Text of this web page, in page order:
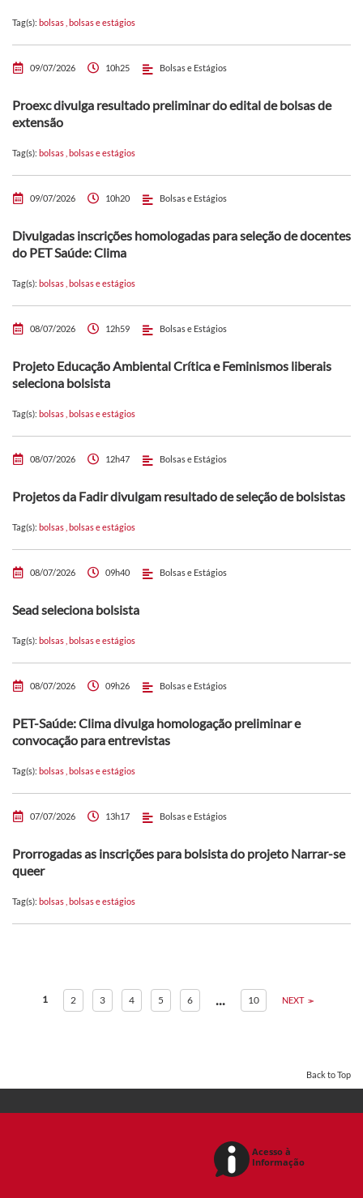
Tag(s): bolsas bolsas e estágios
09/07/2026 10h25 Bolsas e Estágios
Proexc divulga resultado preliminar do edital de bolsas de
extensão
Tag(s): bolsas bolsas e estágios
09/07/2026 10h20 Bolsas e Estágios
Divulgadas inscrições homologadas para seleção de docentes
do PET Saúde: Clima
Tag(s): bolsas bolsas e estágios
08/07/2026 12h59 Bolsas e Estágios
Projeto Educação Ambiental Crítica e Feminismos liberais
seleciona bolsista
Tag(s): bolsas bolsas e estágios
08/07/2026 12h47 Bolsas e Estágios
Projetos da Fadir divulgam resultado de seleção de bolsistas
Tag(s): bolsas bolsas e estágios
08/07/2026 09h40 Bolsas e Estágios
Sead seleciona bolsista
Tag(s): bolsas bolsas e estágios
08/07/2026 09h26 Bolsas e Estágios
PET-Saúde: Clima divulga homologação preliminar e
convocação para entrevistas
Tag(s): bolsas bolsas e estágios
07/07/2026 13h17 Bolsas e Estágios
Prorrogadas as inscrições para bolsista do projeto Narrar-se
queer
Tag(s): bolsas bolsas e estágios
1 2 3 4 5 6 ... 10 NEXT
Back to Top